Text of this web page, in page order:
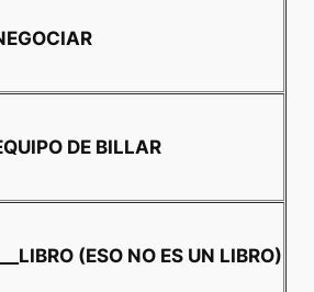
DE BILLAR
___LIBRO (ESO NO ES UN LIBRO)